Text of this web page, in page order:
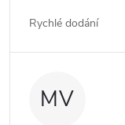
Rychlé dodání
MV